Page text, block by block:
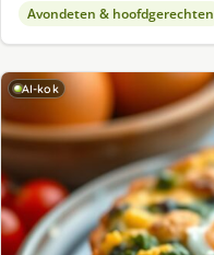
Avondeten & hoofdgerechten
AI-kok